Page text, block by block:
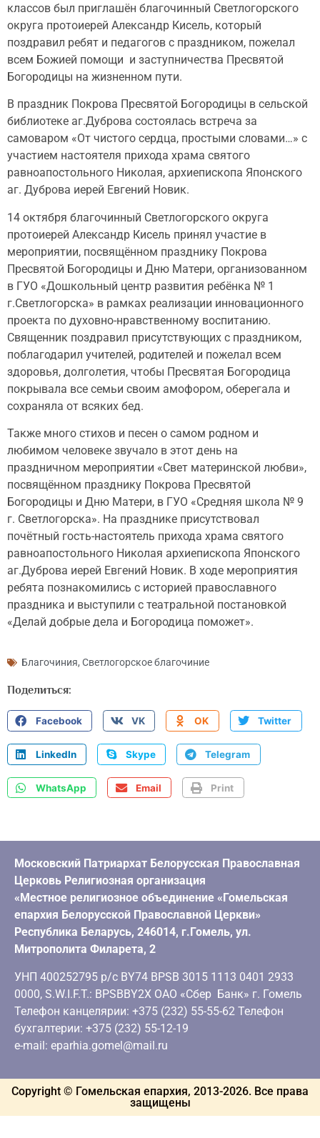
классов был приглашён благочинный Светлогорского
округа протоиерей Александр Кисель, который
поздравил ребят и педагогов с праздником, пожелал
всем Божией помощи и заступничества Пресвятой
Богородицы на жизненном пути.
В праздник Покрова Пресвятой Богородицы в сельской
библиотеке аг.Дуброва состоялась встреча за
самоваром «От чистого сердца, простыми словами…» с
участием настоятеля прихода храма святого
равноапостольного Николая, архиепископа Японского
аг. Дуброва иерей Евгений Новик.
14 октября благочинный Светлогорского округа
протоиерей Александр Кисель принял участие в
мероприятии, посвящённом празднику Покрова
Пресвятой Богородицы и Дню Матери, организованном
в ГУО «Дошкольный центр развития ребёнка № 1
г.Светлогорска» в рамках реализации инновационного
проекта по духовно-нравственному воспитанию.
Священник поздравил присутствующих с праздником,
поблагодарил учителей, родителей и пожелал всем
здоровья, долголетия, чтобы Пресвятая Богородица
покрывала все семьи своим амофором, оберегала и
сохраняла от всяких бед.
Также много стихов и песен о самом родном и
любимом человеке звучало в этот день на
праздничном мероприятии «Свет материнской любви»,
посвящённом празднику Покрова Пресвятой
Богородицы и Дню Матери, в ГУО «Средняя школа № 9
г. Светлогорска». На празднике присутствовал
почётный гость-настоятель прихода храма святого
равноапостольного Николая архиепископа Японского
аг.Дуброва иерей Евгений Новик. В ходе мероприятия
ребята познакомились с историей православного
праздника и выступили с театральной постановкой
«Делай добрые дела и Богородица поможет».
Благочиния, Светлогорское благочиние
Поделиться:
Facebook VK OK Twitter
LinkedIn Skype Telegram
WhatsApp Email Print
Московский Патриархат Белорусская Православная
Церковь Религиозная организация
«Местное религиозное объединение «Гомельская
епархия Белорусской Православной Церкви»
Республика Беларусь, 246014, г.Гомель, ул.
Митрополита Филарета, 2
УНП 400252795 р/с BY74 BPSB 3015 1113 0401 2933
0000, S.W.I.F.T.: BPSBBY2X ОАО «Сбер Банк» г. Гомель
Телефон канцелярии: +375 (232) 55-55-62 Телефон
бухгалтерии: +375 (232) 55-12-19
e-mail: eparhia.gomel@mail.ru
Copyright © Гомельская епархия, 2013-2026. Все права
защищены